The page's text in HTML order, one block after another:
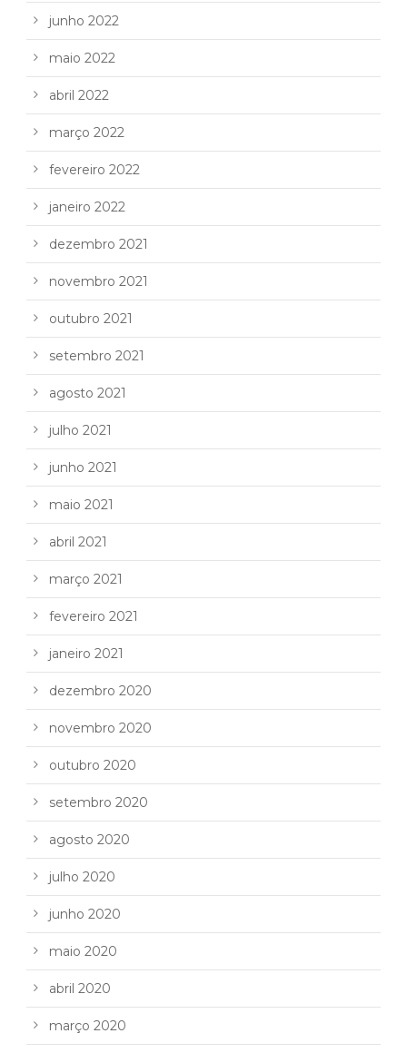
junho 2022
maio 2022
abril 2022
março 2022
fevereiro 2022
janeiro 2022
dezembro 2021
novembro 2021
outubro 2021
setembro 2021
agosto 2021
julho 2021
junho 2021
maio 2021
abril 2021
março 2021
fevereiro 2021
janeiro 2021
dezembro 2020
novembro 2020
outubro 2020
setembro 2020
agosto 2020
julho 2020
junho 2020
maio 2020
abril 2020
março 2020